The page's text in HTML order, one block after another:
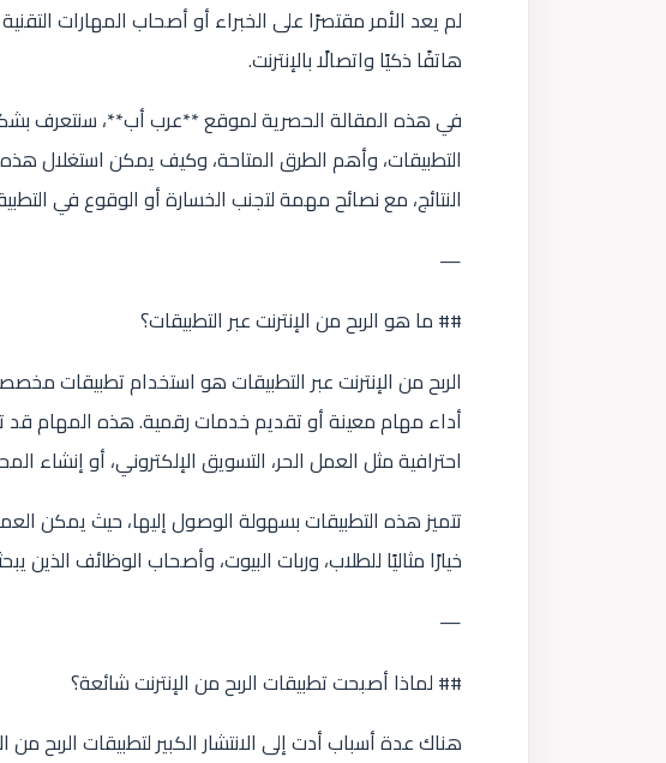
لم يعد الأمر مقتصرًا على الخبراء أو أصحاب المهارات
هاتفًا ذكيًا واتصالًا بالإنترنت.
في هذه المقالة الحصرية لموقع **عرب أب**، سنتعرف
التطبيقات، وأهم الطرق المتاحة، وكيف يمكن استغلال
النتائج، مع نصائح مهمة لتجنب الخسارة أو الوقوع في
—
## ما هو الربح من الإنترنت عبر التطبيقات؟
الربح من الإنترنت عبر التطبيقات هو استخدام تطبيقات
أداء مهام معينة أو تقديم خدمات رقمية. هذه المهام قد
احترافية مثل العمل الحر، التسويق الإلكتروني، أو إنشاء
تتميز هذه التطبيقات بسهولة الوصول إليها، حيث
خيارًا مثاليًا للطلاب، وربات البيوت، وأصحاب الوظائف
—
## لماذا أصبحت تطبيقات الربح من الإنترنت شائعة؟
هناك عدة أسباب أدت إلى الانتشار الكبير لتطبيقات الربح من